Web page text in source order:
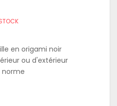
en origami noir
ou d'extérieur
norme